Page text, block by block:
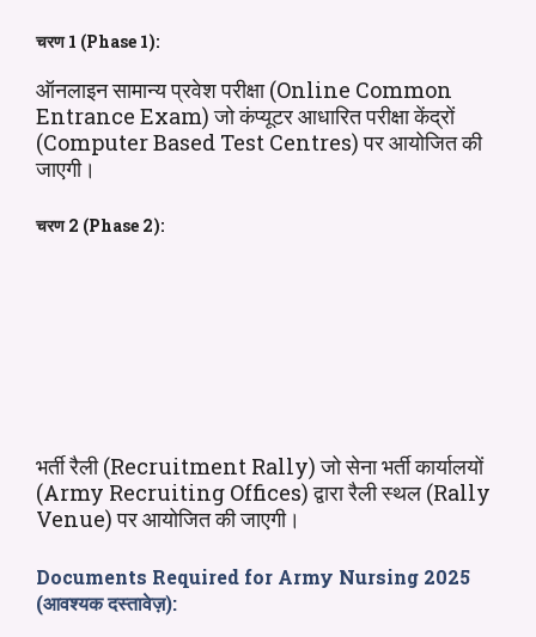
चरण 1 (Phase 1):
ऑनलाइन सामान्य प्रवेश परीक्षा (Online Common
Entrance Exam) जो कंप्यूटर आधारित परीक्षा केंद्रों
(Computer Based Test Centres) पर आयोजित की
जाएगी।
चरण 2 (Phase 2):
भर्ती रैली (Recruitment Rally) जो सेना भर्ती कार्यालयों
(Army Recruiting Offices) द्वारा रैली स्थल (Rally
Venue) पर आयोजित की जाएगी।
Documents Required for Army Nursing 2025
(आवश्यक दस्तावेज़):